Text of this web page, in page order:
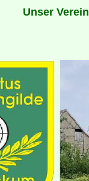
Unser Verein